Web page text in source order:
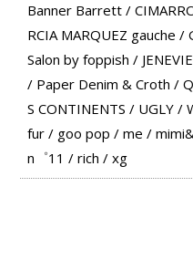
Banner Barrett/
RCIA MARQUEZ gauche /
Salon by foppish /
/ Paper Denim & Croth /
S CONTINENTS / UGLY/
fur/ goo pop / me /
n゜11 / rich / xg